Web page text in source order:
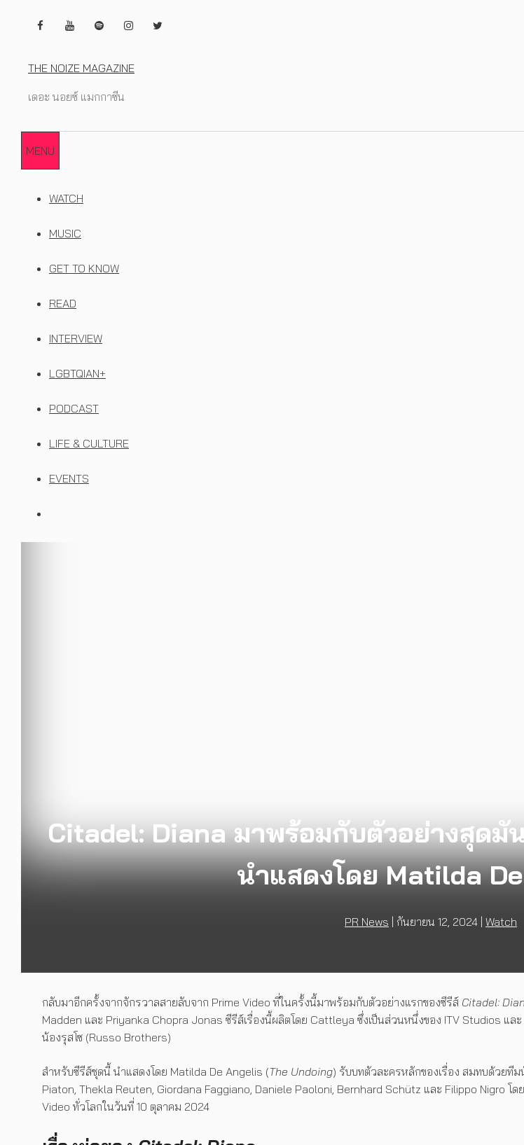
THE NOIZE MAGAZINE
เดอะ นอยซ์ แมกกาซีน
MENU
WATCH
MUSIC
GET TO KNOW
READ
INTERVIEW
LGBTQIAN+
PODCAST
LIFE & CULTURE
EVENTS
Citadel: Diana มาพร้อมกับตัวอย่างสุดมั
นำแสดงโดย Matilda
PR News กันยายน 12, 2024 Watch
กลับมาอีกครั้งจากจักรวาลสายลับจาก Prime Video ที่ในครั้งนี้มาพร้อมกับตัวอย่างแรกของซีรีส์ Citadel:
Madden และ Priyanka Chopra Jonas ซีรีส์เรื่องนี้ผลิตโดย Cattleya ซึ่งเป็นส่วนหนึ่งของ ITV Studios แล
น้องรุสโซ (Russo Brothers)
สำหรับซีรีส์ชุดนี้ นำแสดงโดย Matilda De Angelis (The Undoing) รับบทตัวละครหลักของเรื่อง สมทบด้วยที
Piaton, Thekla Reuten, Giordana Faggiano, Daniele Paoloni, Bernhard Schütz และ Filippo Nigro
Video ทั่วโลกในวันที่ 10 ตุลาคม 2024